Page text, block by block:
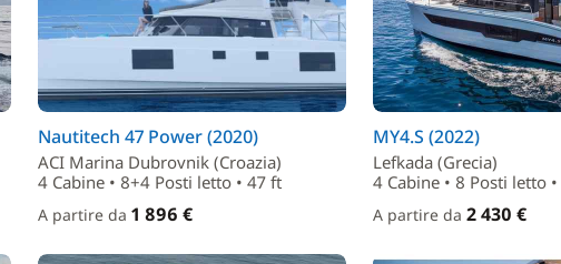
Nautitech 47 Power (2020)
ACI Marina Dubrovnik (Croazia)
4 Cabine • 8+4 Posti letto • 47 ft
A partire da 1 896 €
MY4.S (2022)
Lefkada (Grecia)
4 Cabine • 8 Posti letto
A partire da 2 430 €